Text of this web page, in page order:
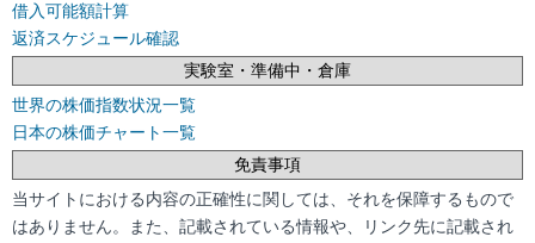
借入可能額計算
返済スケジュール確認
実験室・準備中・倉庫
世界の株価指数状況一覧
日本の株価チャート一覧
免責事項
当サイトにおける内容の正確性に関しては、それを保障するもので
はありません。また、記載されている情報や、リンク先に記載され